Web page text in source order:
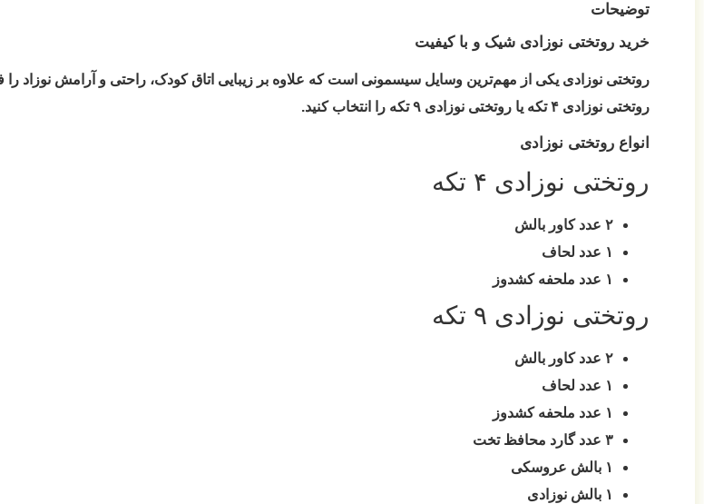
توضیحات
خرید روتختی نوزادی شیک و با کیفیت
روتختی نوزادی یکی از مهم‌ترین وسایل سیسمونی است که علاوه بر زیبایی اتاق کودک، راحتی و آرامش نوزاد را
روتختی نوزادی ۴ تکه
یا روتختی نوزادی ۹ تکه را انتخاب کنید.
انواع روتختی نوزادی
روتختی نوزادی ۴ تکه
۲ عدد کاور بالش
۱ عدد لحاف
۱ عدد ملحفه کشدوز
روتختی نوزادی ۹ تکه
۲ عدد کاور بالش
۱ عدد لحاف
۱ عدد ملحفه کشدوز
۳ عدد گارد محافظ تخت
۱ بالش عروسکی
۱ بالش نوزادی